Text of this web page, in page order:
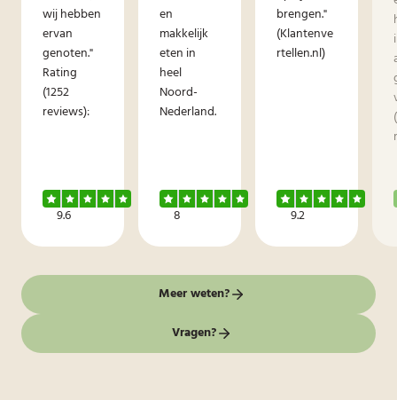
wij hebben
ervan
genoten."
Rating
(1252
reviews):
9.6
en
makkelijk
eten in
heel
Noord-
Nederland.
8
brengen."
(Klantenve
rtellen.nl)
9.2
Meer weten?
Vragen?